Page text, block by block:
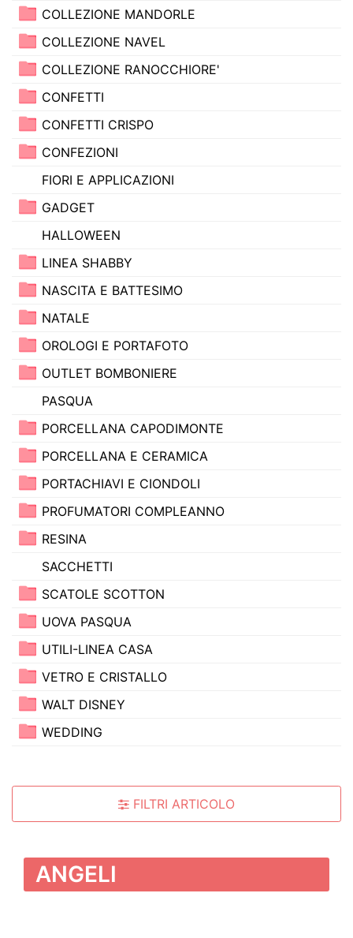
COLLEZIONE MANDORLE
COLLEZIONE NAVEL
COLLEZIONE RANOCCHIORE'
CONFETTI
CONFETTI CRISPO
CONFEZIONI
FIORI E APPLICAZIONI
GADGET
HALLOWEEN
LINEA SHABBY
NASCITA E BATTESIMO
NATALE
OROLOGI E PORTAFOTO
OUTLET BOMBONIERE
PASQUA
PORCELLANA CAPODIMONTE
PORCELLANA E CERAMICA
PORTACHIAVI E CIONDOLI
PROFUMATORI COMPLEANNO
RESINA
SACCHETTI
SCATOLE SCOTTON
UOVA PASQUA
UTILI-LINEA CASA
VETRO E CRISTALLO
WALT DISNEY
WEDDING
FILTRI ARTICOLO
ANGELI